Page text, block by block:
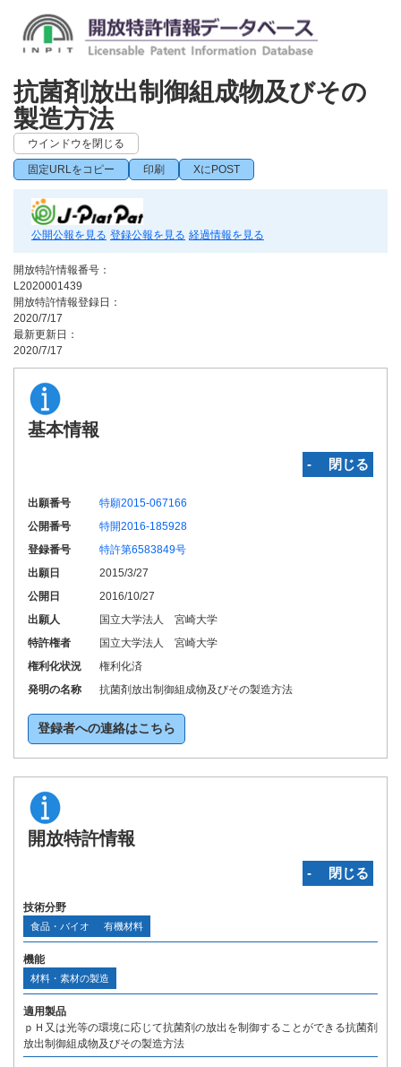
抗菌剤放出制御組成物及びその
製造方法
ウインドウを閉じる
固定URLをコピー 印刷 XにPOST
公開公報を見る 登録公報を見る 経過情報を見る
開放特許情報番号：
L2020001439
開放特許情報登録日：
2020/7/17
最新更新日：
2020/7/17
基本情報
‐ 閉じる
出願番号
特願2015-067166
公開番号
特開2016-185928
登録番号
特許第6583849号
出願日
2015/3/27
公開日
2016/10/27
出願人
国立大学法人 宮崎大学
特許権者
国立大学法人 宮崎大学
権利化状況
権利化済
発明の名称
抗菌剤放出制御組成物及びその製造方法
登録者への連絡はこちら
開放特許情報
‐ 閉じる
技術分野
食品・バイオ 有機材料
機能
材料・素材の製造
適用製品
ｐＨ又は光等の環境に応じて抗菌剤の放出を制御することができる抗菌剤
放出制御組成物及びその製造方法